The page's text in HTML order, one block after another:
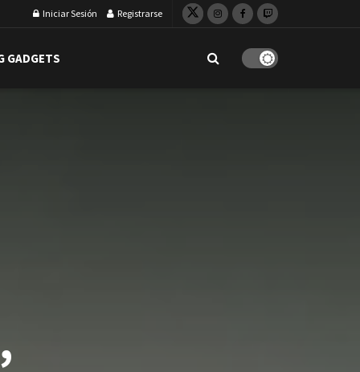
Iniciar Sesión Registrarse
GADGETS